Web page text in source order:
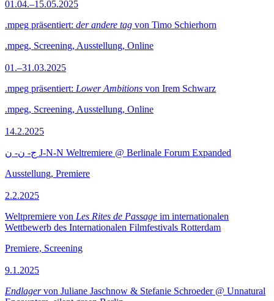
01.04.–15.05.2025
.mpeg präsentiert: der andere tag von Timo Schierhorn
.mpeg, Screening, Ausstellung, Online
01.–31.03.2025
.mpeg präsentiert: Lower Ambitions von Irem Schwarz
.mpeg, Screening, Ausstellung, Online
14.2.2025
ج- ن- ن J-N-N Weltremiere @ Berlinale Forum Expanded
Ausstellung, Premiere
2.2.2025
Weltpremiere von Les Rites de Passage im internationalen
Wettbewerb des Internationalen Filmfestivals Rotterdam
Premiere, Screening
9.1.2025
Endlagervon Juliane Jaschnow & Stefanie Schroeder @ Unnatural